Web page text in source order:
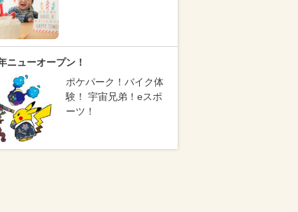
ニューオープン！
ポケパーク！バイク体
験！ 宇宙兄弟！eスポ
ーツ！